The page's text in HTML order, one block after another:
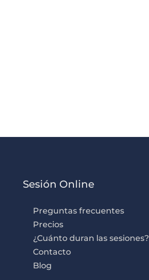
Sesión Online
Preguntas frecuentes
Precios
¿Cuánto duran las sesiones?
Contacto
Blog